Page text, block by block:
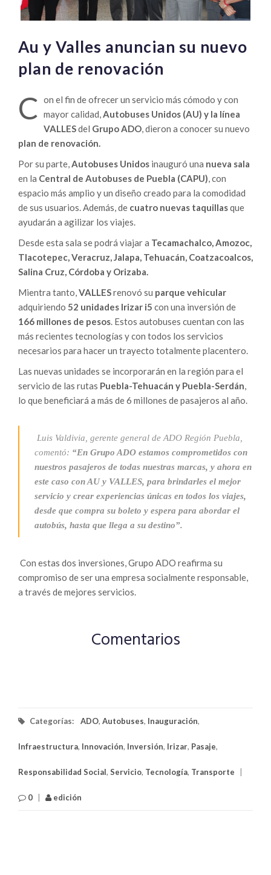
Au y Valles anuncian su nuevo
plan de renovación
C on el fin de ofrecer un servicio más cómodo y con
mayor calidad,Autobuses Unidos (AU) y la línea
VALLESdel Grupo ADO, dieron a conocer su nuevo
plan de renovación.
Por su parte,Autobuses Unidos inauguró una nueva sala
en la Central de Autobuses de Puebla (CAPU), con
espacio más amplio y un diseño creado para la comodidad
de sus usuarios. Además, de cuatro nuevas taquillasque
ayudarán a agilizar los viajes.
Desde esta sala se podrá viajar a Tecamachalco, Amozoc,
Tlacotepec, Veracruz, Jalapa, Tehuacán, Coatzacoalcos,
Salina Cruz, Córdoba y Orizaba.
Mientra tanto,VALLESrenovó su parque vehicular
adquiriendo 52 unidades Irizar i5 con una inversión de
166 millones de pesos. Estos autobuses cuentan con las
más recientes tecnologías y con todos los servicios
necesarios para hacer un trayecto totalmente placentero.
Las nuevas unidades se incorporarán en la región para el
servicio de las rutas Puebla-Tehuacán y Puebla-Serdán,
lo que beneficiará a más de 6 millones de pasajeros al año.
Luis Valdivia, gerente general de ADO Región Puebla,
comentó: “En Grupo ADO estamos comprometidos con
nuestros pasajeros de todas nuestras marcas, y ahora en
este caso con AU y VALLES, para brindarles el mejor
servicio y crear experiencias únicas en todos los viajes,
desde que compra su boleto y espera para abordar el
autobús, hasta que llega a su destino”.
Con estas dos inversiones, Grupo ADO reafirma su
compromiso de ser una empresa socialmente responsable,
a través de mejores servicios.
Comentarios
Categorías: ADO, Autobuses, Inauguración,
Infraestructura, Innovación, Inversión, Irizar, Pasaje,
Responsabilidad Social, Servicio, Tecnología, Transporte
0 edición